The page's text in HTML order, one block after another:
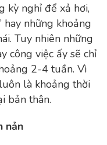
kỳ nghỉ để xả hơi,
hay những khoảng
Tuy nhiên những
công việc ấy sẽ chỉ
2-4 tuần. Vì
là khoảng thời
bản thân.
nản